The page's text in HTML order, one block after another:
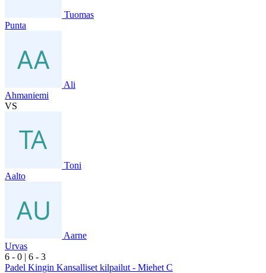
Tuomas
Punta
Ali
Ahmaniemi
VS
Toni
Aalto
Aarne
Urvas
6 - 0 | 6 - 3
Padel Kingin Kansalliset kilpailut - Miehet C